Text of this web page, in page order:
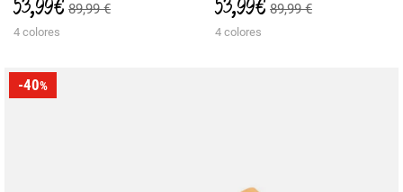
53,99 € 89,99 €
4 colores
53,99 € 89,99 €
4 colores
-40%